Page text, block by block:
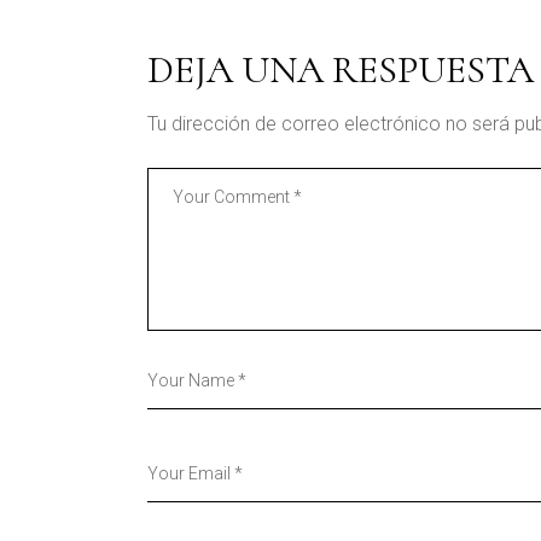
DEJA UNA RESPUESTA
Tu dirección de correo electrónico no será